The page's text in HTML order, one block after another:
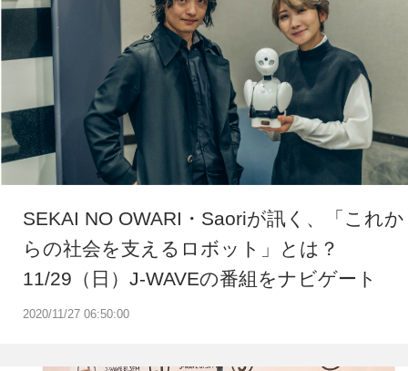
2020/11/27 06:50:00
SEKAI NO OWARI・Saoriが訊く、「これか
らの社会を支えるロボット」とは？
11/29（日）J-WAVEの番組をナビゲート